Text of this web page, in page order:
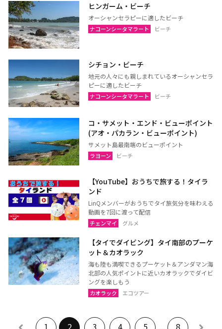
クラビ
ランタ島（クラビ）
トラン
パンガー
カオラック（パンガー）
ナラーティワート
パッターニー
パッタルン
ラノーン
サトゥーン
ソンクラー
ヤラー
ヒンガーム・ビーチ
オーシャンセラピーに適したビーチ
ナコーンシータマラート ビーチ
シチョン・ビーチ
地元の人々にも親しまれているオーシャンセラ
ピーに適したビーチ
ナコーンシータマラート ビーチ
コ・サメット・エンド・ビューポイント
(アオ・パカラン・ビューポイント)
サメット島最南端のビューポイント
ラヨーン ビーチ
【YouTube】おうちで旅する！タイラ
ンド
LinQメンバーがおうちでタイ旅気分を味わえる
動画を7回に渡って配信
チェンマイ グルメ
【タイでダイビング】タイ南部のプーケ
ット＆カオラック
海も陸も満喫できるプーケット＆アンダマン海
北部の人気ポイントに近いカオラックでダイビ
ングを楽しもう
カオラック エコツアー
1 2 3 4 5 8